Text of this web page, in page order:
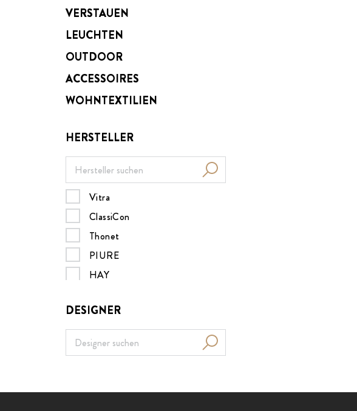
VERSTAUEN
LEUCHTEN
OUTDOOR
ACCESSOIRES
WOHNTEXTILIEN
HERSTELLER
Vitra
ClassiCon
Thonet
PIURE
HAY
MDF italia
B&B Italia
Nils Holger Moormann
Menu
DESIGNER